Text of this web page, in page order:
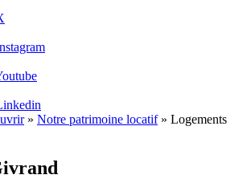
» Notre patrimoine locatif» Logements